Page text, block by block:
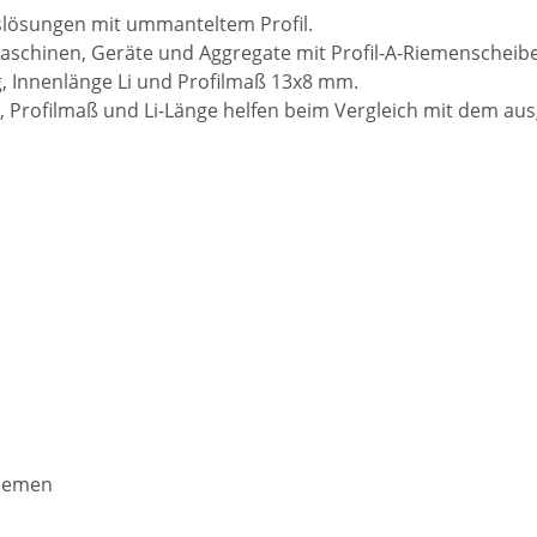
mit ummanteltem Profil.
Geräte und Aggregate mit Profil-A-
Innenlänge Li und Profilmaß 13x8 mm.
Profilmaß und Li-Länge helfen beim Vergleich mit dem